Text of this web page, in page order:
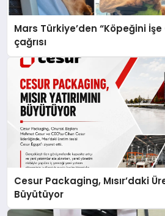
Mars Türkiye’den “Köpeğini
çağrısı
Cesur Packaging, Mısır’daki
Büyütüyor